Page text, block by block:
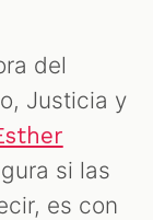
del
Justicia y
si las
es con